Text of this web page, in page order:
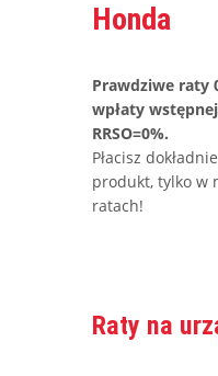
Honda
Prawdziwe raty
wpłaty
RRSO=0%.
Płacisz
produkt, tylko w
ratach!
Raty na